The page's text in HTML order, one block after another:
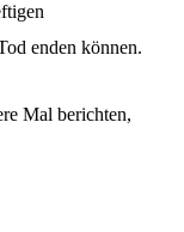
enden können.
Mal berichten,